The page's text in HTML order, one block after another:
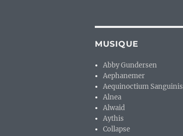
MUSIQUE
Abby Gundersen
Aephanemer
Aequinoctium Sanguinis
Alnea
Alwaid
Aythis
Collapse